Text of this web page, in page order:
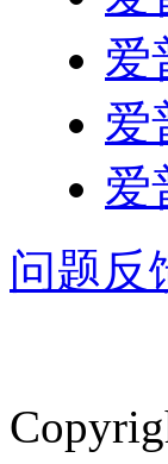
爱
爱
爱
问题反